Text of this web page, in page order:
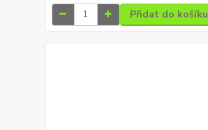
Přidat do košíku